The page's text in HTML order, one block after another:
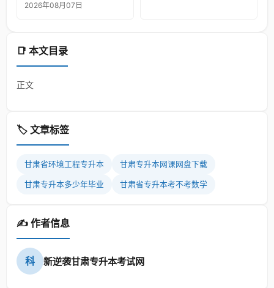
📑 本文目录
正文
🏷️ 文章标签
甘肃省环境工程专升本 甘肃专升本网课网盘下载
甘肃专升本多少年毕业 甘肃省专升本考不考数学
✍️ 作者信息
科 新逆袭甘肃专升本考试网
2026年08月07日